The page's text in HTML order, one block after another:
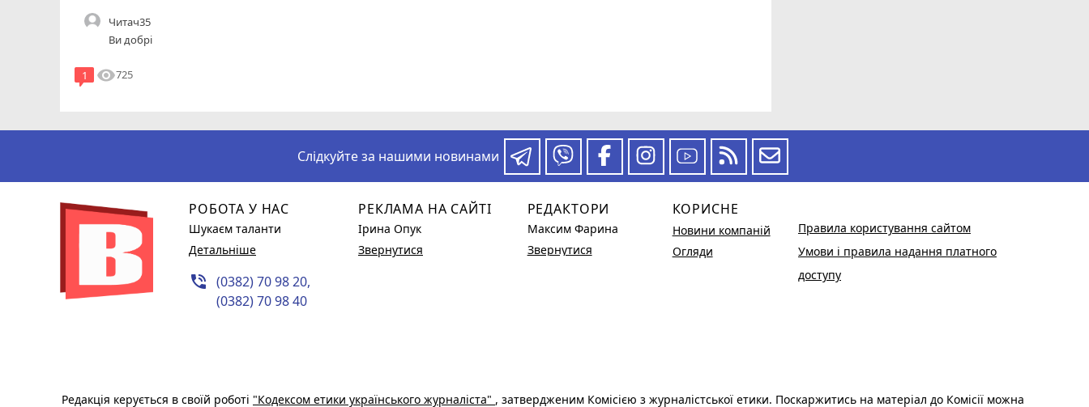
Читач35
Ви добрі
1 visibility725
Слідкуйте за нашими новинами
РОБОТА У НАС
Шукаєм таланти
Детальніше
phone_in_talk (0382) 70 98 20,
(0382) 70 98 40
РЕКЛАМА НА САЙТІ
Ірина Опук
Звернутися
РЕДАКТОРИ
Максим Фарина
Звернутися
КОРИСНЕ
Новини компаній
Огляди
Правила користування сайтом
Умови і правила надання платного
доступу
Редакція керується в своїй роботі "Кодексом етики українського журналіста" , затвердженим Комісією з журналістської етики. Поскаржитись на матеріал до Комісії можна